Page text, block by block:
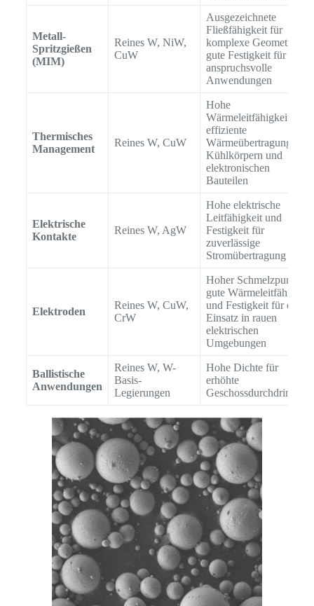
Metall-
Spritzgießen
(MIM)
Reines W, NiW,
CuW
Ausgezeichnete
Fließfähigkeit für
komplexe Geometrien,
gute Festigkeit für
anspruchsvolle
Anwendungen
Thermisches
Management
Reines W, CuW
Hohe
Wärmeleitfähigkeit für
effiziente
Wärmeübertragung in
Kühlkörpern und
elektronischen
Bauteilen
Elektrische
Kontakte
Reines W, AgW
Hohe elektrische
Leitfähigkeit und
Festigkeit für
zuverlässige
Stromübertragung
Elektroden
Reines W, CuW,
CrW
Hoher Schmelzpunkt,
gute Wärmeleitfähigkeit
und Festigkeit für den
Einsatz in rauen
elektrischen
Umgebungen
Ballistische
Anwendungen
Reines W, W-
Basis-
Legierungen
Hohe Dichte für
erhöhte
Geschossdurchdringung